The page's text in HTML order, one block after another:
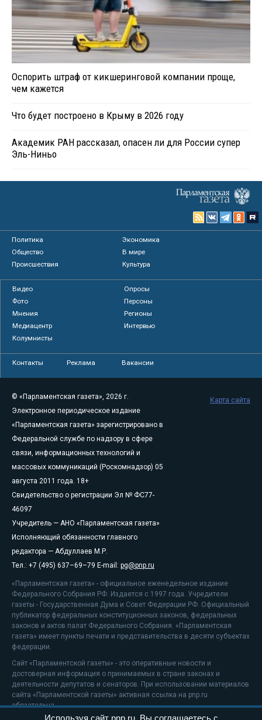
Оспорить штраф от кикшеринговой компании проще,
чем кажется
Что будет построено в Крыму в 2026 году
Академик РАН рассказал, опасен ли для России супер
Эль-Ниньо
Политика
Экономика
Общество
В мире
Происшествия
Культура
Видео
Опросы
Фото
Персоны
Мнения
Регионы
Медиацентр
Интервью
Колумнисты
Контакты Реклама Вакансии
© «Парламентская газета», 2026 г.
Электронное периодическое издание
«Парламентская газета» зарегистрировано в
Федеральной службе по надзору в сфере
связи, информационных технологий и
массовых коммуникаций (Роскомнадзор) 05
августа 2011 года. 18+
Свидетельство о регистрации Эл № ФС77-
46097
Учредитель — АНО «Парламентская газета»
Исполняющий обязанности главного
редактора — Абдуллаев М.Р.
Тел.: +7 (495) 637–69–79 E-mail: pg@pnp.ru
«Парламентская газета» - официальное еженедельное издание
Федерального Собрания РФ. Издается с 1997 года. Учредители
газеты - Государственная Дума и Совет Федерации РФ. Официальный
публикатор федеральных конституционных законов, федеральных
законов и актов палат Федерального Собрания. «Парламентская
газета» имеет пункты печати и представительства в десяти субъектах
федерации.
Сайт «Парламентской газеты» - это оперативные новости и
достоверная информация о принимаемых в стране законах и
деятельности депутатов и сенаторов. При использовании материалов
сайта «Парламентской газеты» активная ссылка на pnp.ru
обязательна.
Карта сайта
Используя сайт pnp.ru, Вы соглашаетесь с